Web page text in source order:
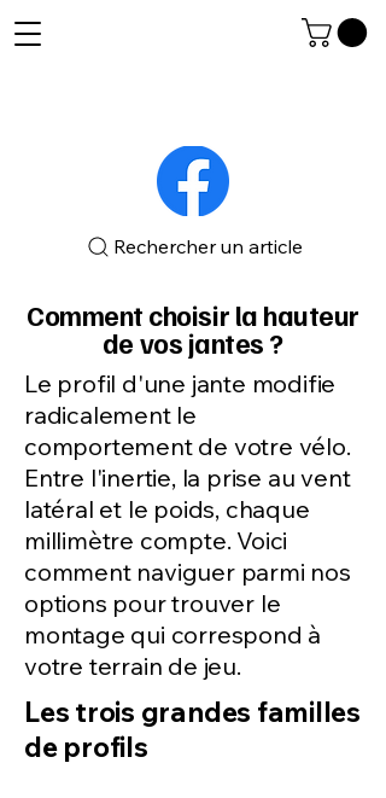
Rechercher un article
Comment choisir la hauteur
de vos jantes ?
Le profil d'une jante modifie
radicalement le
comportement de votre vélo.
Entre l'inertie, la prise au vent
latéral et le poids, chaque
millimètre compte. Voici
comment naviguer parmi nos
options pour trouver le
montage qui correspond à
votre terrain de jeu.
Les trois grandes familles
de profils